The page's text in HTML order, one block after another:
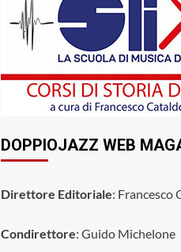
DOPPIOJAZZ WEB
Direttore Editoriale: Francesco
Condirettore: Guido Michelone